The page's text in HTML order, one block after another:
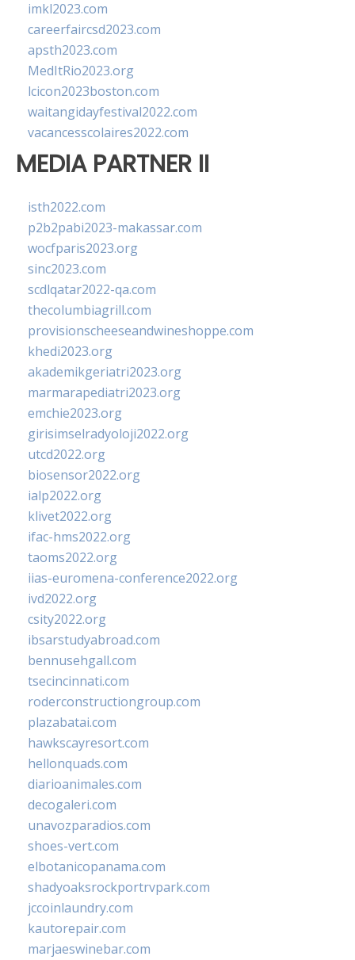
imkl2023.com
careerfaircsd2023.com
apsth2023.com
MedItRio2023.org
lcicon2023boston.com
waitangidayfestival2022.com
vacancesscolaires2022.com
MEDIA PARTNER II
isth2022.com
p2b2pabi2023-makassar.com
wocfparis2023.org
sinc2023.com
scdlqatar2022-qa.com
thecolumbiagrill.com
provisionscheeseandwineshoppe.com
khedi2023.org
akademikgeriatri2023.org
marmarapediatri2023.org
emchie2023.org
girisimselradyoloji2022.org
utcd2022.org
biosensor2022.org
ialp2022.org
klivet2022.org
ifac-hms2022.org
taoms2022.org
iias-euromena-conference2022.org
ivd2022.org
csity2022.org
ibsarstudyabroad.com
bennusehgall.com
tsecincinnati.com
roderconstructiongroup.com
plazabatai.com
hawkscayresort.com
hellonquads.com
diarioanimales.com
decogaleri.com
unavozparadios.com
shoes-vert.com
elbotanicopanama.com
shadyoaksrockportrvpark.com
jccoinlaundry.com
kautorepair.com
marjaeswinebar.com